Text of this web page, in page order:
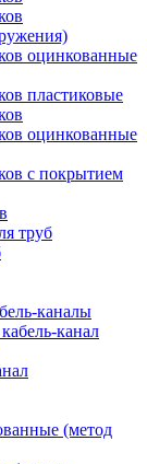
оцинкованные
пластиковые
оцинкованные
с покрытием
труб
каналы
канал
(метод